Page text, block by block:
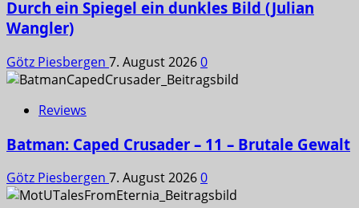
Durch ein Spiegel ein dunkles Bild (Julian
Wangler)
Götz Piesbergen 7. August 20260
Reviews
Batman: Caped Crusader – 11 – Brutale Gewalt
Götz Piesbergen 7. August 20260